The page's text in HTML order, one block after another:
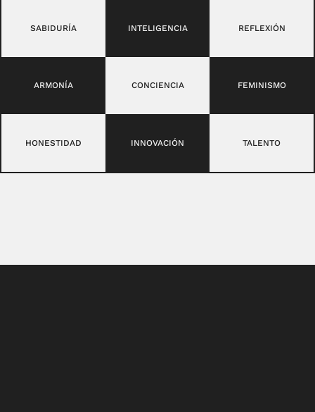
SABIDURÍA INTELIGENCIA REFLEXIÓN
ARMONÍA CONCIENCIA FEMINISMO
HONESTIDAD INNOVACIÓN TALENTO